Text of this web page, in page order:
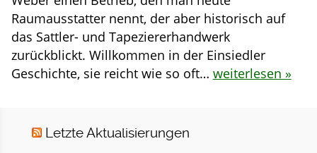
Raumausstatter nennt, der aber historisch auf
das Sattler- und Tapeziererhandwerk
zurückblickt. Willkommen in der Einsiedler
Geschichte, sie reicht wie so oft… weiterlesen »
Letzte Aktualisierungen